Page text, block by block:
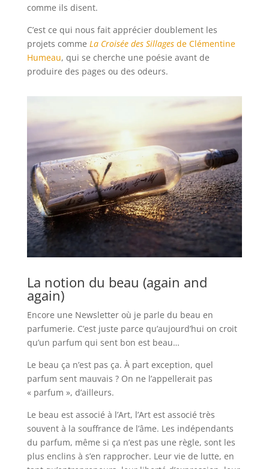
comme ils disent.
C’est ce qui nous fait apprécier doublement les
projets comme La Croisée des Sillagesde Clémentine
Humeau, qui se cherche une poésie avant de
produire des pages ou des odeurs.
La notion du beau (again and
again)
Encore une Newsletter où je parle du beau en
parfumerie. C’est juste parce qu’aujourd’hui on croit
qu’un parfum qui sent bon est beau…
Le beau ça n’est pas ça. À part exception, quel
parfum sent mauvais ? On ne l’appellerait pas
« parfum », d’ailleurs.
Le beau est associé à l’Art, l’Art est associé très
souvent à la souffrance de l’âme. Les indépendants
du parfum, même si ça n’est pas une règle, sont les
plus enclins à s’en rapprocher. Leur vie de lutte, en